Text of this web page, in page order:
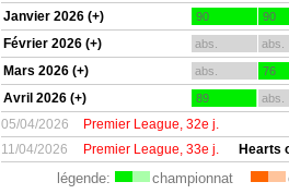
Janvier 2026 (+) 90 90
Février 2026 (+) abs. abs.
Mars 2026 (+) abs. 76
Avril 2026 (+) 89 abs.
05/04/2026 Premier League, 32e j.
11/04/2026
Premier League, 33e j. Hearts
légende: championnat